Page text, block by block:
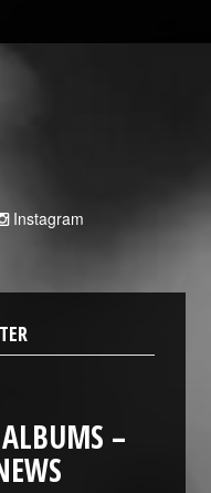
Instagram
–